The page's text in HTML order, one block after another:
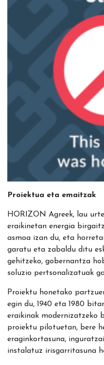
Proiektua eta emaitzak
HORIZON Agreek, lau
eraikinetan energia
asmoa izan du, eta
garatu eta zabaldu ditu
gehitzeko, gobernantza
soluzio pertsonalizatuak
Proiektu honetako
egin du, 1940 eta 1980
eraikinak modernizatzeko
proiektu pilotuetan, bere
eraginkortasuna,
instalatuz irisgarritasuna